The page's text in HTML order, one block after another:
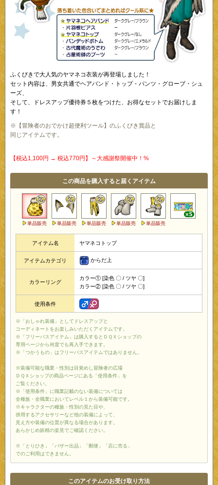
ふくびきで大人気のヤマネコ衣装が再登場しました！
セット内容は、男女共通でヘアバンド・トップ・パンツ・グローブ・シュ
ーズ、
そして、ドレスアップ優待券５枚をつけた、お得なセットでお届けしま
す！
※【冒険者のおでかけ超便利ツール】のふくびき賞品と
同じアイテムです。
【税込1,100円 → 税込770円】～大感謝祭開催中！%
この商品を購入すると届くアイテム
単品販売 単品販売 単品販売 単品販売 単品販売
アイテム名 ヤマネコトップ
アイテムカテゴリ からだ上
カラーリング
カラー① [染色 〇 / ツヤ 〇]
カラー② [染色 〇 / ツヤ 〇]
使用条件
※「おしゃれ装備」としてドレスアップと
コーディネートをお楽しみいただくアイテムです。
※「フリーパスアイテム」は購入するとＤＱＸショップの
専用ページから何度でも再入手できます。
※「つかうもの」はフリーパスアイテムではありません。
※装備可能な職業・性別は目覚めし冒険者の広場
ＤＱＸショップの商品ページにある「使用条件」を
ご覧ください。
※「使用条件」に職業記載のない装備については
全種族・全職業においてレベル１から装備可能です。
※キャラクターの種族・性別の見た目や、
併用するアクセサリーなど他の装備によって、
見え方や装備の位置が異なる場合があります。
あらかじめ妖精の姿見でご確認ください。
※「とりひき」「バザー出品」「郵便」「店に売る」
でのご利用はできません。
このアイテムのお受け取り方法